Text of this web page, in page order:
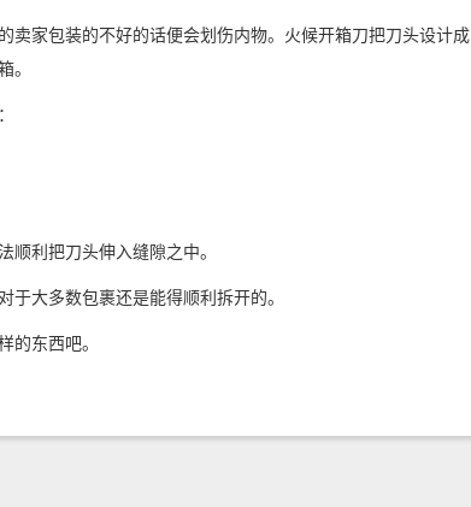
卖家包装的不好的话便会划伤内物。火候开箱刀把刀头设计成
。
顺利把刀头伸入缝隙之中。
大多数包裹还是能得顺利拆开的。
的东西吧。